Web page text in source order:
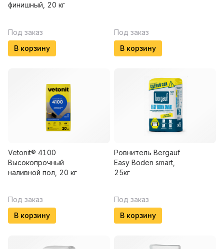
финишный, 20 кг
Под заказ
В корзину
Под заказ
В корзину
Vetonit® 4100
Высокопрочный
наливной пол, 20 кг
Под заказ
В корзину
Ровнитель Bergauf
Easy Boden smart,
25кг
Под заказ
В корзину